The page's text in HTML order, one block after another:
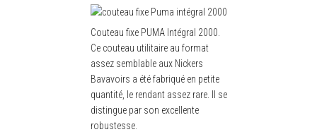
Couteau fixe PUMA Intégral 2000.
Ce couteau utilitaire au format
assez semblable aux Nickers
Bavavoirs a été fabriqué en petite
quantité, le rendant assez rare. Il se
distingue par son excellente
robustesse.